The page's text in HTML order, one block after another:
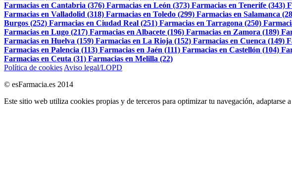
Farmacias en Cantabria (376) Farmacias en León (373) Farmacias en Tenerife (343)
Farmacias en Valladolid (318) Farmacias en Toledo (299) Farmacias en Salamanca
Burgos (252) Farmacias en Ciudad Real (251) Farmacias en Tarragona (250)
Farmacias en Lugo (217) Farmacias en Albacete (196) Farmacias en Zamora (189)
Farmacias en Huelva (159) Farmacias en La Rioja (152) Farmacias en Cuenca (149)
Farmacias en Palencia (113) Farmacias en Jaén (111) Farmacias en Castellón (104)
Farmacias en Ceuta (31) Farmacias en Melilla (22)
Política de cookies Aviso legal/LOPD
© esFarmacia.es 2014
Este sitio web utiliza cookies propias y de terceros para optimizar tu navegación, adaptarse